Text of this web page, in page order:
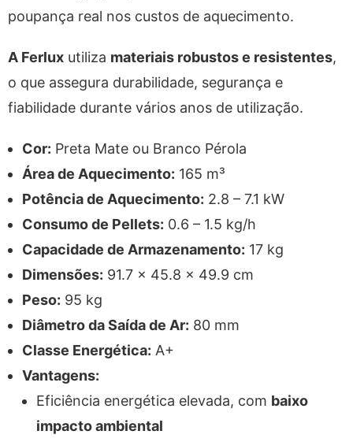
poupança real nos custos de aquecimento.
A Ferlux utiliza materiais robustos e resistentes,
o que assegura durabilidade, segurança e
fiabilidade durante vários anos de utilização.
Cor: Preta Mate ou Branco Pérola
Área de Aquecimento: 165 m³
Potência de Aquecimento: 2.8 – 7.1 kW
Consumo de Pellets: 0.6 – 1.5 kg/h
Capacidade de Armazenamento: 17 kg
Dimensões: 91.7 x 45.8 x 49.9 cm
Peso: 95 kg
Diâmetro da Saída de Ar: 80 mm
Classe Energética: A+
Vantagens:
Eficiência energética elevada, com baixo
impacto ambiental